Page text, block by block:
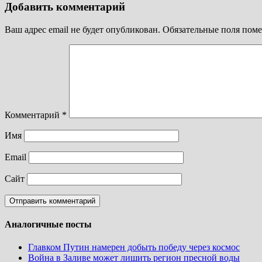
Добавить комментарий
Ваш адрес email не будет опубликован. Обязательные поля
Комментарий *
Имя
Email
Сайт
Аналогичные посты
Главком Путин намерен добыть победу через космос
Война в Заливе может лишить регион пресной воды